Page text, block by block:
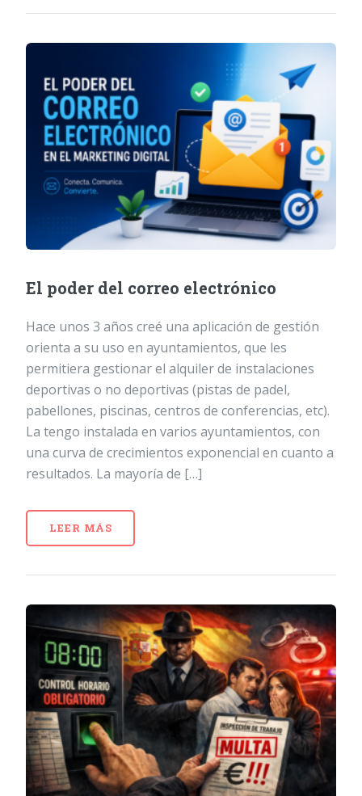
El poder del correo electrónico
Hace unos 3 años creé una aplicación de gestión
orienta a su uso en ayuntamientos, que les
permitiera gestionar el alquiler de instalaciones
deportivas o no deportivas (pistas de padel,
pabellones, piscinas, centros de conferencias, etc).
La tengo instalada en varios ayuntamientos, con
una curva de crecimientos exponencial en cuanto a
resultados. La mayoría de […]
LEER MÁS